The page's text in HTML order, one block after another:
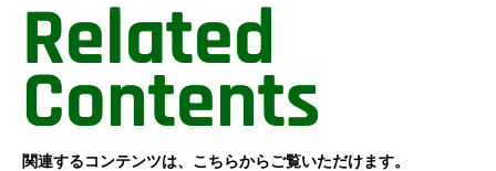
Related
Contents
関連するコンテンツは、こちらからご覧いただけます。